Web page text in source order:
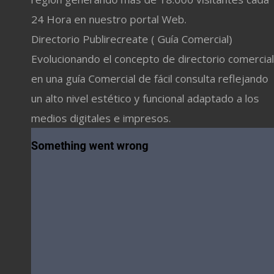
24 Hora en nuestro portal Web.
Directorio Publirecreate ( Guía Comercial)
Evolucionando el concepto de directorio comercial
en una guía Comercial de fácil consulta reflejando
un alto nivel estético y funcional adaptado a los
medios digitales e impresos.